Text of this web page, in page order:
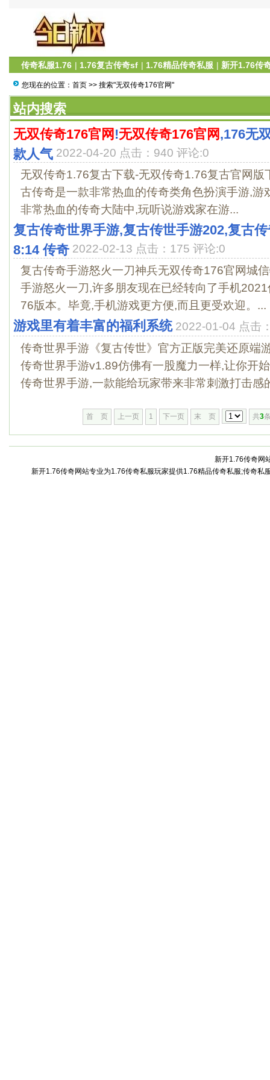
传奇私服1.76 | 1.76复古传奇sf | 1.76精品传奇私服 | 新开1.76传
您现在的位置： 首页 >> 搜索"无双传奇176官网"
站内搜索
无双传奇176官网 !无双传奇176官网 ,176无
款人气 2022-04-20 点击：940 评论:0
无双传奇1.76复古下载-无双传奇1.76复古官网版
古传奇是一款非常热血的传奇类角色扮演手游,游
非常热血的传奇大陆中,玩听说游戏家在游...
复古传奇世界手游,复古传世手游202,复古
8:14 传奇 2022-02-13 点击：175 评论:0
复古传奇手游怒火一刀神兵无双传奇176官网城
手游怒火一刀,许多朋友现在已经转向了手机
76版本。毕竟,手机游戏更方便,而且更受欢迎。...
游戏里有着丰富的福利系统 2022-01-04 点击
传奇世界手游《复古传世》官方正版完美还原端
传奇世界手游v1.89仿佛有一股魔力一样,让你开
传奇世界手游,一款能给玩家带来非常刺激打击感
首 页 上一页 1 下一页 末 页 共3
新开1.76传奇网
新开1.76传奇网站专业为1.76传奇私服玩家提供1.76精品传奇私服;传奇